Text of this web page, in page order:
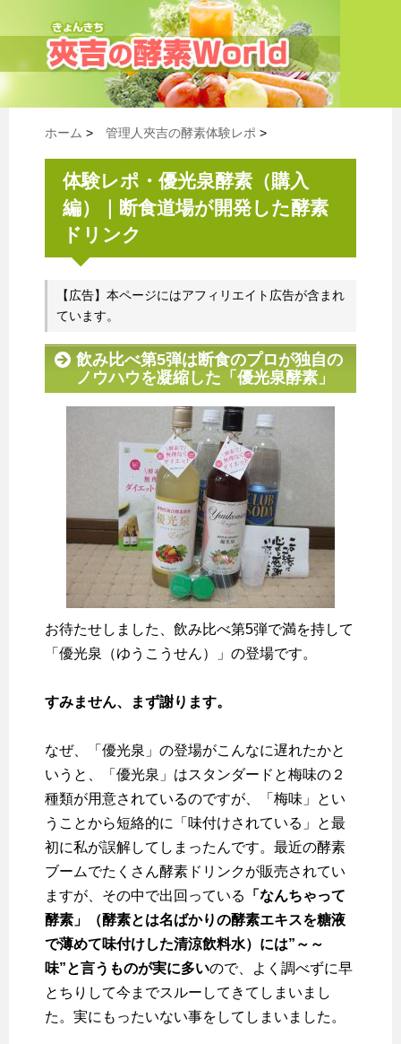
ホーム > 管理人夾吉の酵素体験レポ >
体験レポ・優光泉酵素（購入
編）｜断食道場が開発した酵素
ドリンク
【広告】本ページにはアフィリエイト広告が含まれ
ています。
飲み比べ第5弾は断食のプロが独自の
ノウハウを凝縮した「優光泉酵素」
お待たせしました、飲み比べ第5弾で満を持して
「優光泉（ゆうこうせん）」の登場です。
すみません、まず謝ります。
なぜ、「優光泉」の登場がこんなに遅れたかと
いうと、「優光泉」はスタンダードと梅味の２
種類が用意されているのですが、「梅味」とい
うことから短絡的に「味付けされている」と最
初に私が誤解してしまったんです。最近の酵素
ブームでたくさん酵素ドリンクが販売されてい
ますが、その中で出回っている
「 なんちゃって
酵素 」（酵素とは名ばかりの酵素エキスを糖液
で薄めて味付けした清涼飲料水）には”～～
味”と言うものが実に多いので、よく調べずに早
とちりして今までスルーしてきてしまいまし
た。実にもったいない事をしてしまいました。